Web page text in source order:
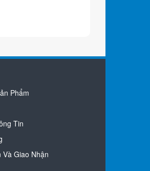
Phẩm
Tin
Giao Nhận